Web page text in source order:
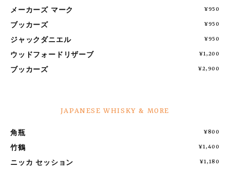
メーカーズ マーク ¥950
ブッカーズ ¥950
ジャックダニエル ¥950
ウッドフォードリザーブ ¥1,200
ブッカーズ ¥2,900
JAPANESE WHISKY & MORE
角瓶 ¥800
竹鶴 ¥1,400
ニッカ セッション ¥1,180